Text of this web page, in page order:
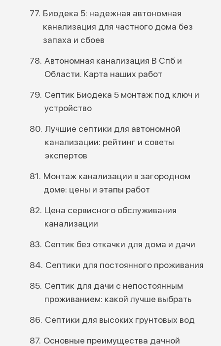
Биодека 5: надежная автономная
канализация для частного дома без
запаха и сбоев
Автономная канализация В Спб и
Области. Карта наших работ
Септик Биодека 5 монтаж под ключ и
устройство
Лучшие септики для автономной
канализации: рейтинг и советы
экспертов
Монтаж канализации в загородном
доме: цены и этапы работ
Цена сервисного обслуживания
канализации
Септик без откачки для дома и дачи
Септики для постоянного проживания
Септик для дачи с непостоянным
проживанием: какой лучше выбрать
Септики для высоких грунтовых вод
Основные преимущества дачной